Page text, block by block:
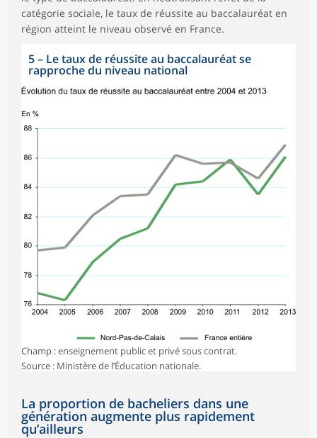
catégorie sociale, le taux de réussite au baccalauréat en
région atteint le niveau observé en France.
5– Le taux de réussite au baccalauréat se
rapproche du niveau national
Champ : enseignement public et privé sous contrat.
Source : Ministère de l’Éducation nationale.
La proportion de bacheliers dans une
génération augmente plus rapidement
qu’ailleurs